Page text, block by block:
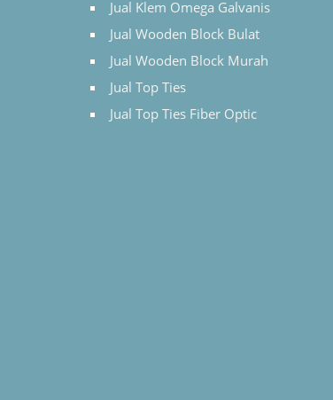
Jual Klem Omega Galvanis
Jual Wooden Block Bulat
Jual Wooden Block Murah
Jual Top Ties
Jual Top Ties Fiber Optic